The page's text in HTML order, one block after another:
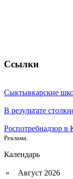
Ссылки
Сыктывкарские
В результате
Роспотребнадзор
Реклама.
Календарь
« Август 2026